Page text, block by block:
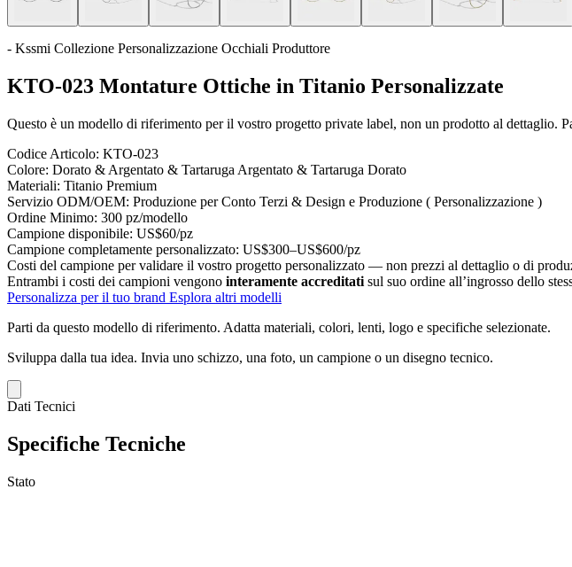
- Kssmi Collezione Personalizzazione Occhiali Produttore
KTO-023 Montature Ottiche in Titanio Personalizzate
Questo è un modello di riferimento per il vostro progetto private label, non un prodotto al dettaglio.
Codice Articolo: KTO-023
Colore: Dorato & Argentato & Tartaruga Argentato & Tartaruga Dorato
Materiali: Titanio Premium
Servizio ODM/OEM: Produzione per Conto Terzi & Design e Produzione ( Personalizzazione )
Ordine Minimo: 300 pz/modello
Campione disponibile: US$60/pz
Campione completamente personalizzato: US$300–US$600/pz
Costi del campione per validare il vostro progetto personalizzato — non prezzi al dettaglio o di
Entrambi i costi dei campioni vengono interamente accreditati sul suo ordine all’ingrosso dello
Personalizza per il tuo brand Esplora altri modelli
Parti da questo modello di riferimento. Adatta materiali, colori, lenti, logo e specifiche selezionate.
Sviluppa dalla tua idea. Invia uno schizzo, una foto, un campione o un disegno tecnico.
Dati Tecnici
Specifiche Tecniche
Stato